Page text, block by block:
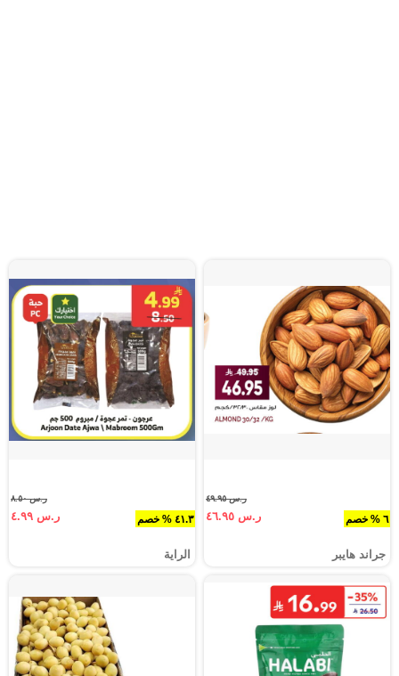
٦ % خصم
ر.س ٤٩.٩٥
ر.س ٤٦.٩٥
جراند هايبر
٤١.٣ % خصم
ر.س ٨.٥٠
ر.س ٤.٩٩
الراية